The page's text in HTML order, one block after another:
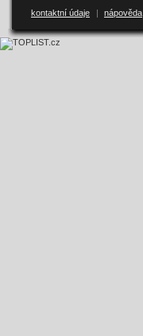
kontaktní údaje | nápověda